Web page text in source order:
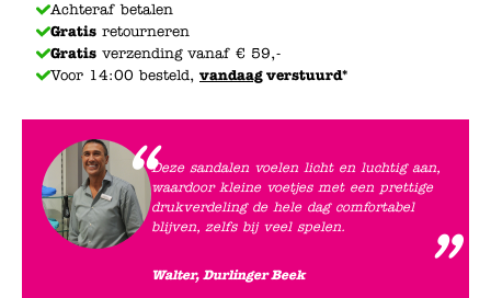
Achteraf betalen
Gratis retourneren
Gratis verzending vanaf € 59,-
Voor 14:00 besteld, vandaagverstuurd*
Deze sandalen voelen licht en luchtig aan,
waardoor kleine voetjes met een prettige
drukverdeling de hele dag comfortabel
blijven, zelfs bij veel spelen.
Walter, Durlinger Beek